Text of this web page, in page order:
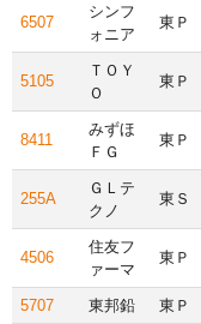
6507
シンフ
ォニア
東Ｐ
5105
ＴＯＹ
Ｏ
東Ｐ
8411
みずほ
ＦＧ
東Ｐ
255A
ＧＬテ
クノ
東Ｓ
4506
住友フ
ァーマ
東Ｐ
5707 東邦鉛 東Ｐ